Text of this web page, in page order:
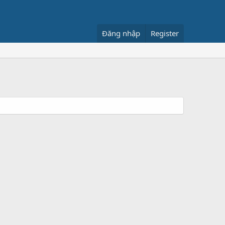
Đăng nhập Register